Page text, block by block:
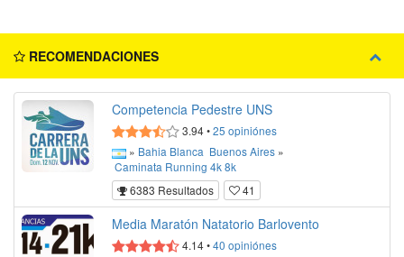
RECOMENDACIONES
Competencia Pedestre UNS
3.94•25 opiniónes
» Bahia Blanca Buenos Aires »
Caminata Running 4k8k
6383 Resultados
41
Media Maratón Natatorio Barlovento
4.14•40 opiniónes